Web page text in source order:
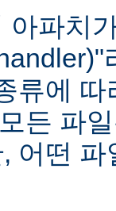
아파치
류에
든 파
어떤